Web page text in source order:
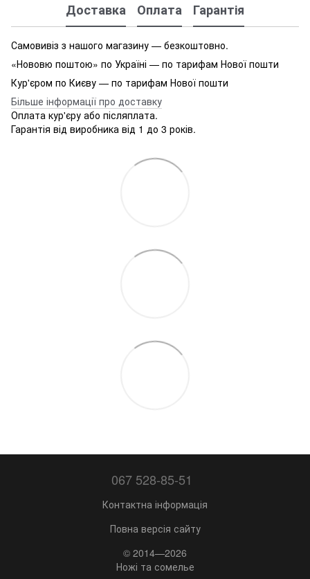
Доставка Оплата Гарантія
Самовивіз з нашого магазину — безкоштовно.
«Нововю поштою» по Україні — по тарифам Нової пошти
Кур'єром по Києву — по тарифам Нової пошти
Більше інформації про доставку
Оплата кур'єру або післяплата.
Гарантія від виробника від 1 до 3 років.
067 528-85-51
Контактна інформація
Повна версія сайту
© 2014—2026
Ножі та сомелье